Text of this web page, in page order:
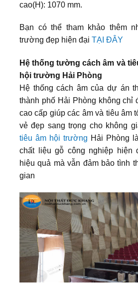
cao(H): 1070 mm.
Bạn có thể tham khảo thêm
trường đẹp hiện đại TẠI ĐÂY
Hệ thống tường cách âm và
hội trường Hải Phòng
Hệ thống cách âm của dự án
thành phố Hải Phòng không chỉ
cao cấp giúp các âm và tiêu âm
vẻ đẹp sang trọng cho không
tiêu âm hội trường Hải Phòng
chất liệu gỗ công nghiệp hiện
hiệu quả mà vẫn đảm bảo tình
gian